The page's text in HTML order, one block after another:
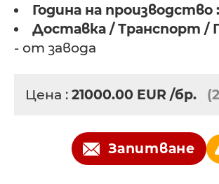
Година на производство :
Доставка / Транспорт /
- от завода
Цена : 21000.00 EUR /бр.
Запитване